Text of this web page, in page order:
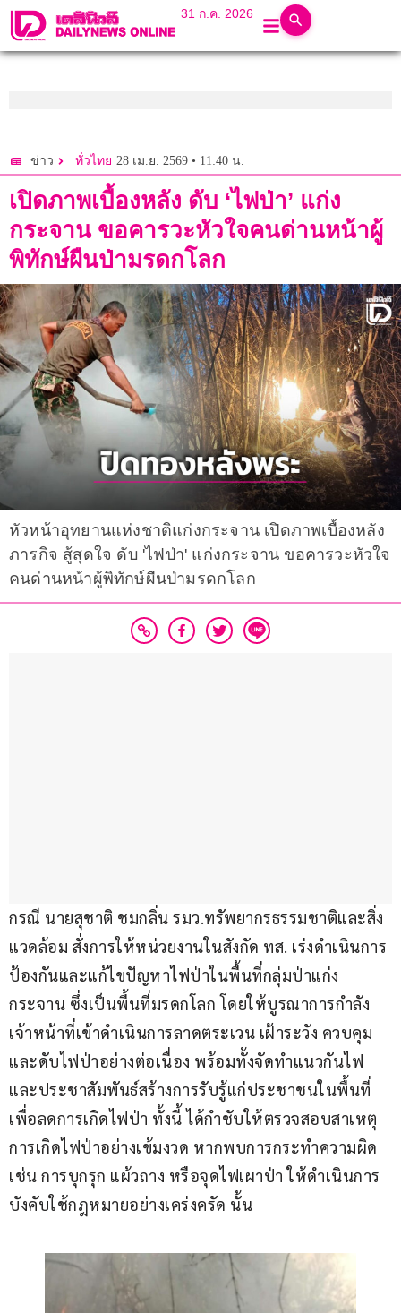
31 ก.ค. 2026
ข่าว ทั่วไทย 28 เม.ย. 2569 • 11:40 น.
เปิดภาพเบื้องหลัง ดับ ‘ไฟป่า’ แก่ง
กระจาน ขอคารวะหัวใจคนด่านหน้าผู้
พิทักษ์ผืนป่ามรดกโลก
หัวหน้าอุทยานแห่งชาติแก่งกระจาน เปิดภาพเบื้องหลัง
ภารกิจ สู้สุดใจ ดับ 'ไฟป่า' แก่งกระจาน ขอคารวะหัวใจ
คนด่านหน้าผู้พิทักษ์ผืนป่ามรดกโลก
กรณี นายสุชาติ ชมกลิ่น รมว.ทรัพยากรธรรมชาติและสิ่ง
แวดล้อม สั่งการให้หน่วยงานในสังกัด ทส. เร่งดำเนินการ
ป้องกันและแก้ไขปัญหาไฟป่าในพื้นที่กลุ่มป่าแก่ง
กระจาน ซึ่งเป็นพื้นที่มรดกโลก โดยให้บูรณาการกำลัง
เจ้าหน้าที่เข้าดำเนินการลาดตระเวน เฝ้าระวัง ควบคุม
และดับไฟป่าอย่างต่อเนื่อง พร้อมทั้งจัดทำแนวกันไฟ
และประชาสัมพันธ์สร้างการรับรู้แก่ประชาชนในพื้นที่
เพื่อลดการเกิดไฟป่า ทั้งนี้ ได้กำชับให้ตรวจสอบสาเหตุ
การเกิดไฟป่าอย่างเข้มงวด หากพบการกระทำความผิด
เช่น การบุกรุก แผ้วถาง หรือจุดไฟเผาป่า ให้ดำเนินการ
บังคับใช้กฎหมายอย่างเคร่งครัด นั้น